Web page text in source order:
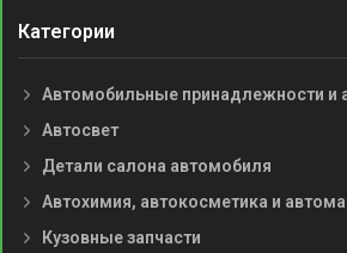
Категории
Автомобильные принадлежности и
Автосвет
Детали салона автомобиля
Автохимия, автокосметика и
Кузовные запчасти